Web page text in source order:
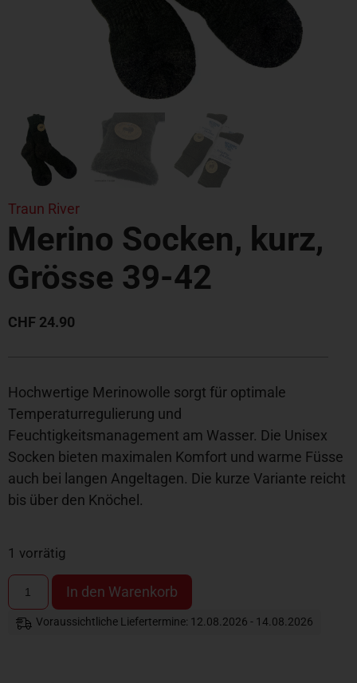
Traun River
Merino Socken, kurz,
Grösse 39-42
CHF 24.90
Hochwertige Merinowolle sorgt für optimale
Temperaturregulierung und
Feuchtigkeitsmanagement am Wasser. Die Unisex
Socken bieten maximalen Komfort und warme Füsse
auch bei langen Angeltagen. Die kurze Variante reicht
bis über den Knöchel.
1 vorrätig
In den Warenkorb
Voraussichtliche Liefertermine: 12.08.2026 - 14.08.2026